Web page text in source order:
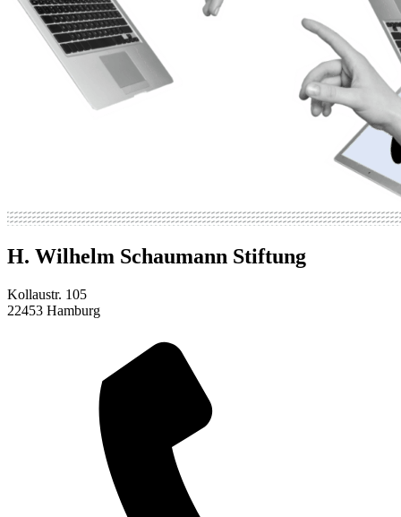
H. Wilhelm Schaumann Stiftung
Kollaustr. 105
22453 Hamburg